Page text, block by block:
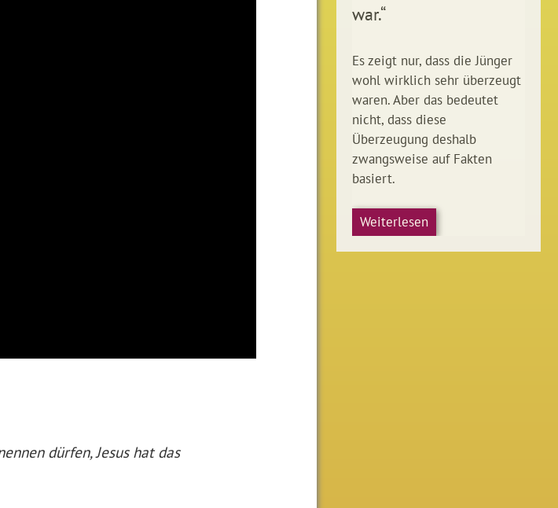
dürfen, Jesus hat das
war.“
Es zeigt nur, dass die Jünger
wohl wirklich sehr überzeugt
waren. Aber das bedeutet
nicht, dass diese
Überzeugung deshalb
zwangsweise auf Fakten
basiert.
Weiterlesen